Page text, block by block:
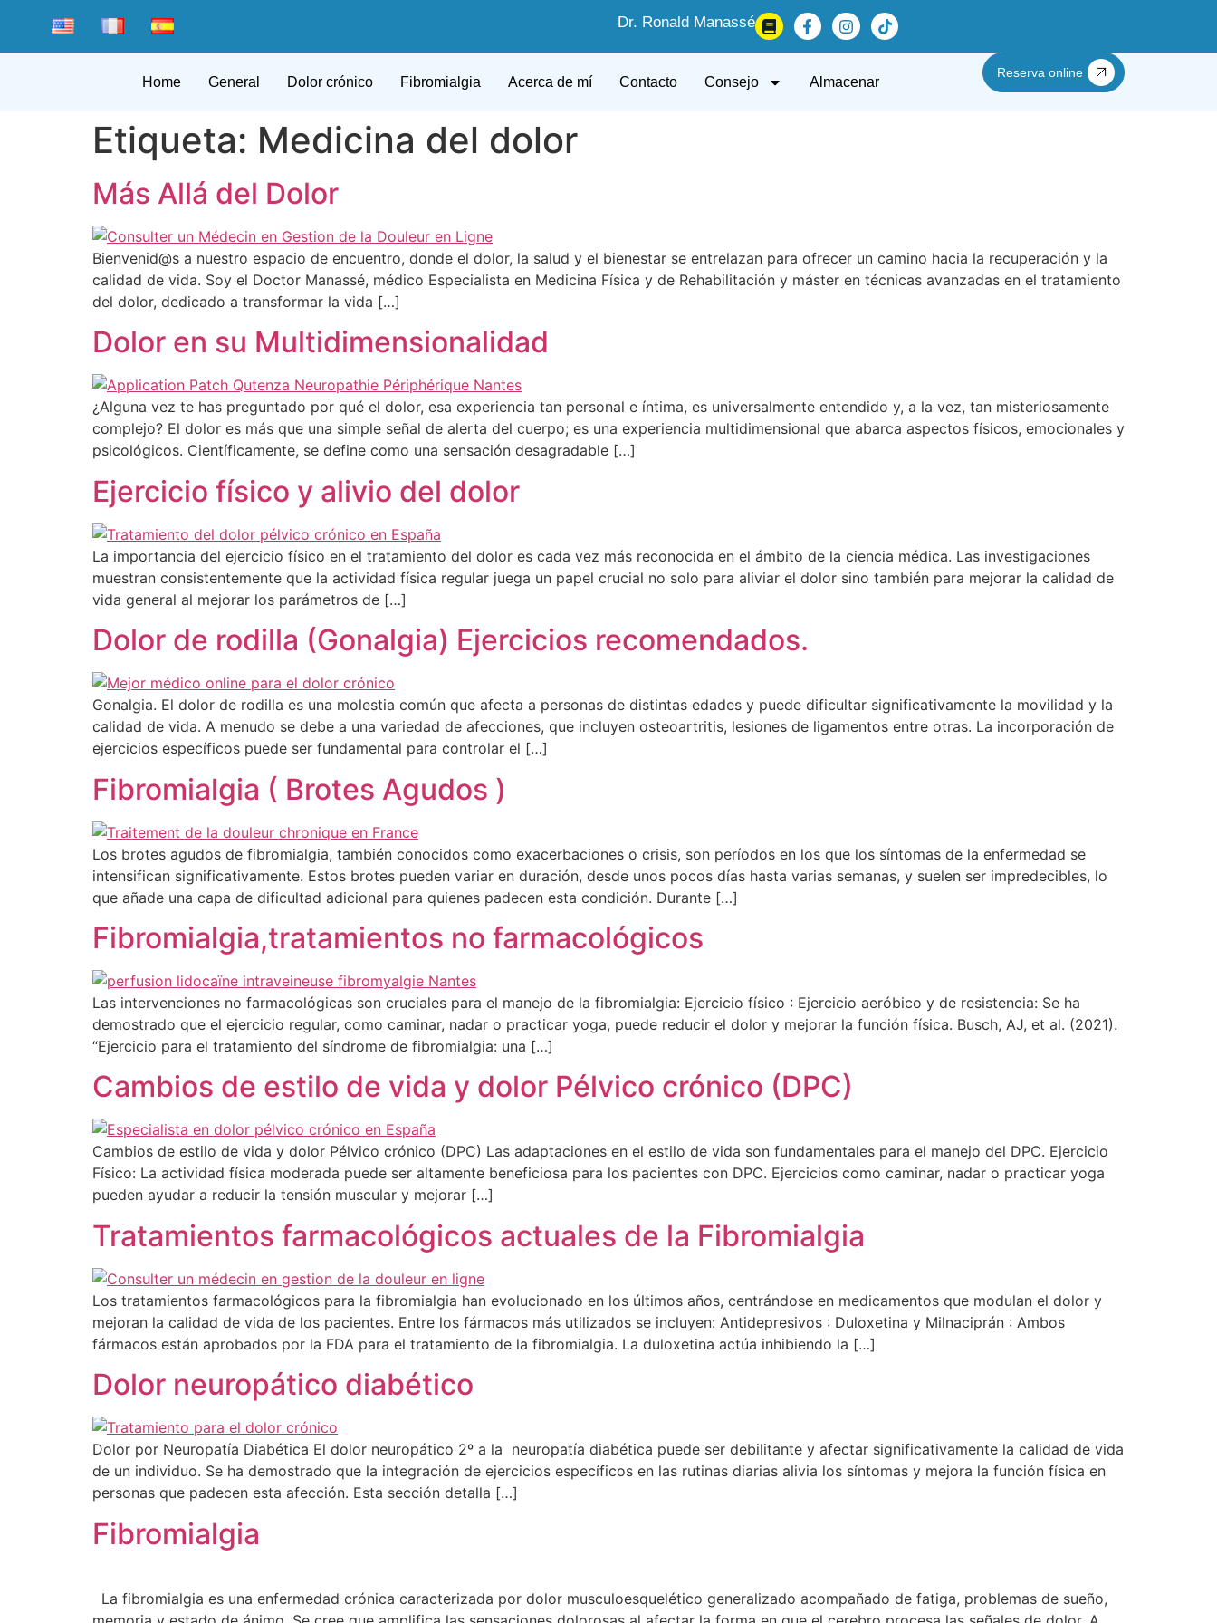
Dr. Ronald Manassé
Home General Dolor crónico Fibromialgia Acerca de mí Contacto Consejo Almacenar
Reserva online
Etiqueta: Medicina del dolor
Más Allá del Dolor
Bienvenid@s a nuestro espacio de encuentro, donde el dolor, la salud y el bienestar se entrelazan para ofrecer un camino hacia la recuperación y la
calidad de vida. Soy el Doctor Manassé, médico Especialista en Medicina Física y de Rehabilitación y máster en técnicas avanzadas en el tratamiento
del dolor, dedicado a transformar la vida […]
Dolor en su Multidimensionalidad
¿Alguna vez te has preguntado por qué el dolor, esa experiencia tan personal e íntima, es universalmente entendido y, a la vez, tan misteriosamente
complejo? El dolor es más que una simple señal de alerta del cuerpo; es una experiencia multidimensional que abarca aspectos físicos, emocionales y
psicológicos. Científicamente, se define como una sensación desagradable […]
Ejercicio físico y alivio del dolor
La importancia del ejercicio físico en el tratamiento del dolor es cada vez más reconocida en el ámbito de la ciencia médica. Las investigaciones
muestran consistentemente que la actividad física regular juega un papel crucial no solo para aliviar el dolor sino también para mejorar la calidad de
vida general al mejorar los parámetros de […]
Dolor de rodilla (Gonalgia) Ejercicios recomendados.
Gonalgia. El dolor de rodilla es una molestia común que afecta a personas de distintas edades y puede dificultar significativamente la movilidad y la
calidad de vida. A menudo se debe a una variedad de afecciones, que incluyen osteoartritis, lesiones de ligamentos entre otras. La incorporación de
ejercicios específicos puede ser fundamental para controlar el […]
Fibromialgia ( Brotes Agudos )
Los brotes agudos de fibromialgia, también conocidos como exacerbaciones o crisis, son períodos en los que los síntomas de la enfermedad se
intensifican significativamente. Estos brotes pueden variar en duración, desde unos pocos días hasta varias semanas, y suelen ser impredecibles, lo
que añade una capa de dificultad adicional para quienes padecen esta condición. Durante […]
Fibromialgia,tratamientos no farmacológicos
Las intervenciones no farmacológicas son cruciales para el manejo de la fibromialgia: Ejercicio físico : Ejercicio aeróbico y de resistencia: Se ha
demostrado que el ejercicio regular, como caminar, nadar o practicar yoga, puede reducir el dolor y mejorar la función física. Busch, AJ, et al. (2021).
“Ejercicio para el tratamiento del síndrome de fibromialgia: una […]
Cambios de estilo de vida y dolor Pélvico crónico (DPC)
Cambios de estilo de vida y dolor Pélvico crónico (DPC) Las adaptaciones en el estilo de vida son fundamentales para el manejo del DPC. Ejercicio
Físico: La actividad física moderada puede ser altamente beneficiosa para los pacientes con DPC. Ejercicios como caminar, nadar o practicar yoga
pueden ayudar a reducir la tensión muscular y mejorar […]
Tratamientos farmacológicos actuales de la Fibromialgia
Los tratamientos farmacológicos para la fibromialgia han evolucionado en los últimos años, centrándose en medicamentos que modulan el dolor y
mejoran la calidad de vida de los pacientes. Entre los fármacos más utilizados se incluyen: Antidepresivos : Duloxetina y Milnaciprán : Ambos
fármacos están aprobados por la FDA para el tratamiento de la fibromialgia. La duloxetina actúa inhibiendo la […]
Dolor neuropático diabético
Dolor por Neuropatía Diabética El dolor neuropático 2º a la neuropatía diabética puede ser debilitante y afectar significativamente la calidad de vida
de un individuo. Se ha demostrado que la integración de ejercicios específicos en las rutinas diarias alivia los síntomas y mejora la función física en
personas que padecen esta afección. Esta sección detalla […]
Fibromialgia
La fibromialgia es una enfermedad crónica caracterizada por dolor musculoesquelético generalizado acompañado de fatiga, problemas de sueño,